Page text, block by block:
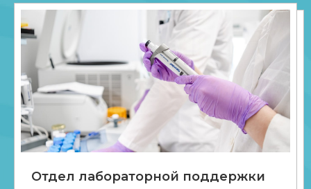
Отдел лабораторной поддержки